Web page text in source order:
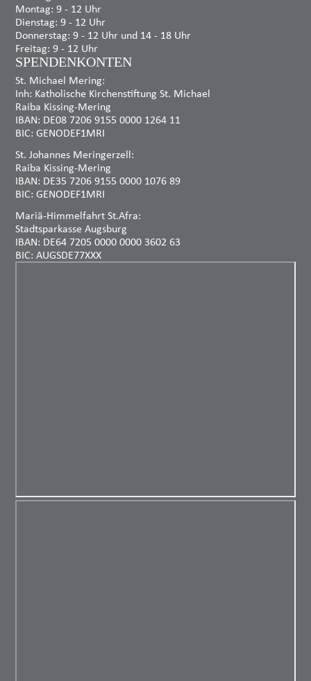
Montag: 9 - 12 Uhr
Dienstag: 9 - 12 Uhr
Donnerstag: 9 - 12 Uhr und 14 - 18 Uhr
Freitag: 9 - 12 Uhr
SPENDENKONTEN
St. Michael Mering:
Inh: Katholische Kirchenstiftung St. Michael
Raiba Kissing-Mering
IBAN: DE08 7206 9155 0000 1264 11
BIC: GENODEF1MRI
St. Johannes Meringerzell:
Raiba Kissing-Mering
IBAN: DE35 7206 9155 0000 1076 89
BIC: GENODEF1MRI
Mariä-Himmelfahrt St.Afra:
Stadtsparkasse Augsburg
IBAN: DE64 7205 0000 0000 3602 63
BIC: AUGSDE77XXX